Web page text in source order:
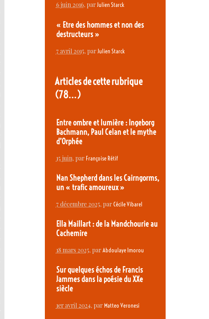
6 juin 2016, par Julien Starck
« Etre des hommes et non des
destructeurs »
7 avril 2015, par Julien Starck
Articles de cette rubrique
(78…)
Entre ombre et lumière : Ingeborg
Bachmann, Paul Celan et le mythe
d’Orphée
15 juin, par Françoise Rétif
Nan Shepherd dans les Cairngorms,
un « trafic amoureux »
7 décembre 2025, par Cécile Vibarel
Ella Maillart : de la Mandchourie au
Cachemire
18 mars 2025, par Abdoulaye Imorou
Sur quelques échos de Francis
Jammes dans la poésie du XXe
siècle
1er avril 2024, par Matteo Veronesi